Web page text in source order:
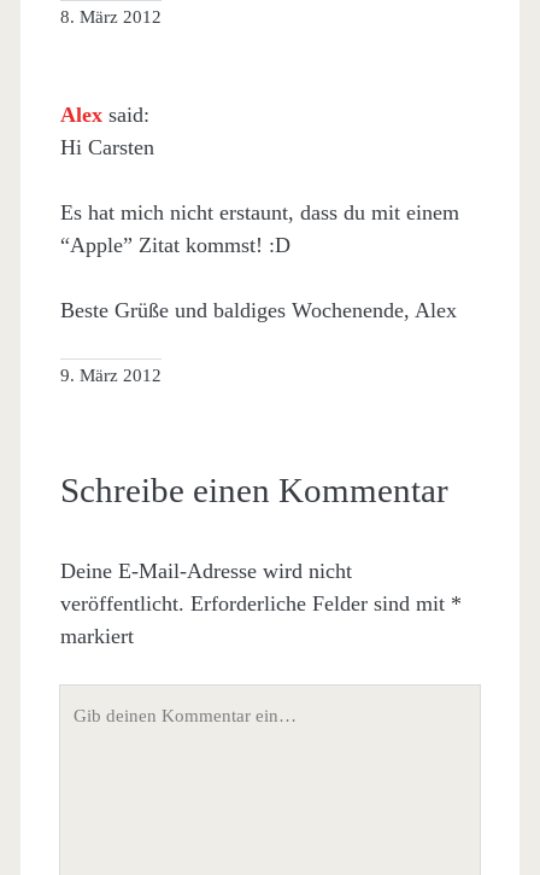
8. März 2012
Alex said:
Hi Carsten
Es hat mich nicht erstaunt, dass du mit einem
“Apple” Zitat kommst! :D
Beste Grüße und baldiges Wochenende, Alex
9. März 2012
Schreibe einen Kommentar
Deine E-Mail-Adresse wird nicht
veröffentlicht. Erforderliche Felder sind mit *
markiert